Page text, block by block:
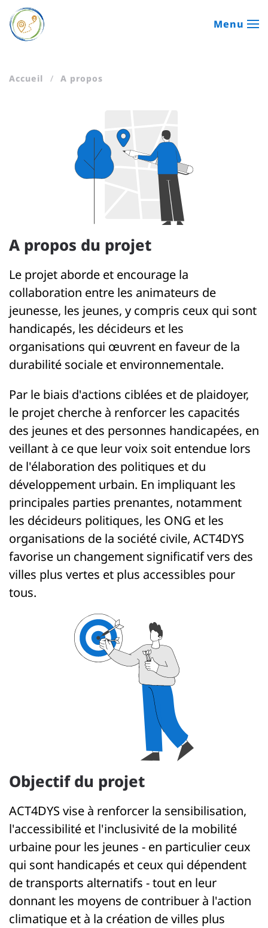
Passer au contenu principal Menu
Accueil A propos
A propos du projet
Le projet aborde et encourage la
collaboration entre les animateurs de
jeunesse, les jeunes, y compris ceux qui sont
handicapés, les décideurs et les
organisations qui œuvrent en faveur de la
durabilité sociale et environnementale.
Par le biais d'actions ciblées et de plaidoyer,
le projet cherche à renforcer les capacités
des jeunes et des personnes handicapées, en
veillant à ce que leur voix soit entendue lors
de l'élaboration des politiques et du
développement urbain. En impliquant les
principales parties prenantes, notamment
les décideurs politiques, les ONG et les
organisations de la société civile, ACT4DYS
favorise un changement significatif vers des
villes plus vertes et plus accessibles pour
tous.
Objectif du projet
ACT4DYS vise à renforcer la sensibilisation,
l'accessibilité et l'inclusivité de la mobilité
urbaine pour les jeunes - en particulier ceux
qui sont handicapés et ceux qui dépendent
de transports alternatifs - tout en leur
donnant les moyens de contribuer à l'action
climatique et à la création de villes plus